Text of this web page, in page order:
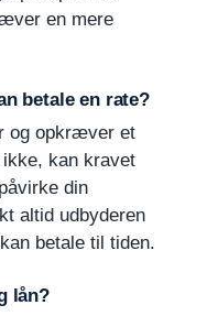
en mere
betale en rate?
og opkræver et
kan kravet
din
altid udbyderen
betale til tiden.
lån?